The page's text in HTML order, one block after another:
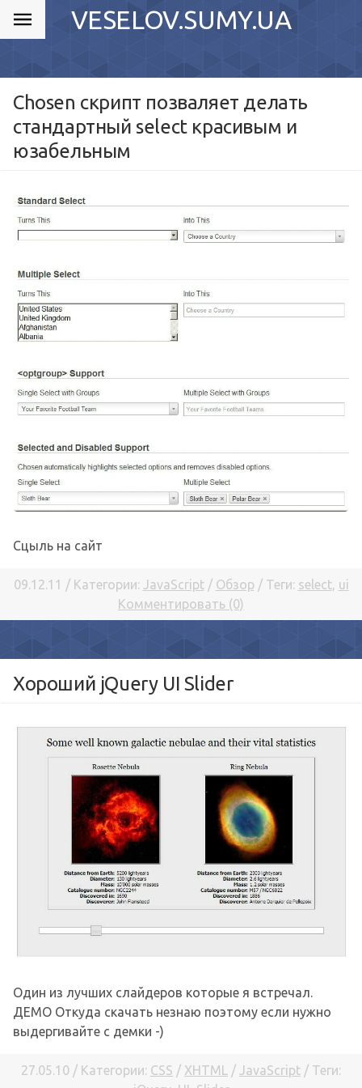
VESELOV.SUMY.UA
Chosen скрипт позваляет делать
стандартный select красивым и
юзабельным
Сцыль на сайт
09.12.11 / Категории: JavaScript/ Обзор / Теги: select, ui
Комментировать (0)
Хороший jQuery UI Slider
Один из лучших слайдеров которые я встречал.
ДЕМО Откуда скачать незнаю поэтому если нужно
выдергивайте с демки -)
27.05.10 / Категории: CSS / XHTML / JavaScript / Теги: